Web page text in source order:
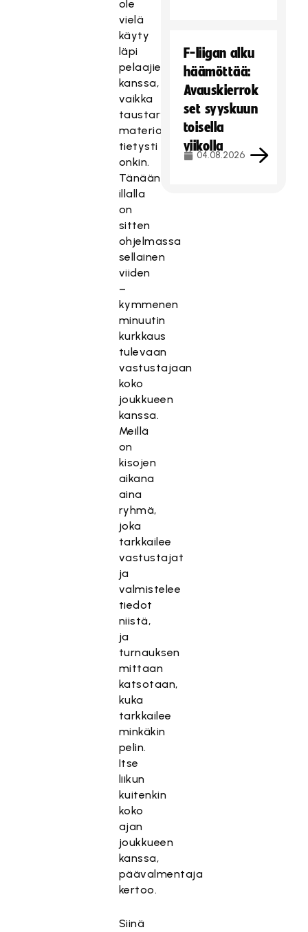
ole
vielä
käyty
läpi
pelaajien
kanssa,
vaikka
taustaryhmällä
materiaalia
tietysti
onkin.
Tänään
illalla
on
sitten
ohjelmassa
sellainen
viiden
–
kymmenen
minuutin
kurkkaus
tulevaan
vastustajaan
koko
joukkueen
kanssa.
Meillä
on
kisojen
aikana
aina
ryhmä,
joka
tarkkailee
vastustajat
ja
valmistelee
tiedot
niistä,
ja
turnauksen
mittaan
katsotaan,
kuka
tarkkailee
minkäkin
pelin.
Itse
liikun
kuitenkin
koko
ajan
joukkueen
kanssa,
päävalmentaja
kertoo.
Siinä
F-liigan alku
häämöttää:
Avauskierrok
set syyskuun
toisella
viikolla
04.08.2026